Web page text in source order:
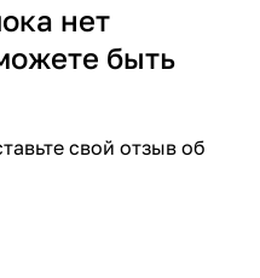
нет
быть
свой отзыв об